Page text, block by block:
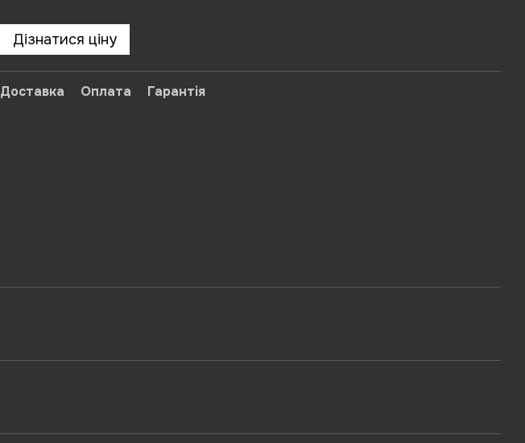
Дізнатися ціну
Доставка Оплата Гарантія